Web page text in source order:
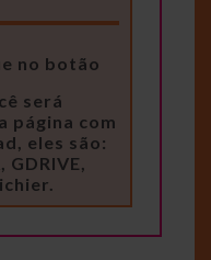
no botão
será
página com
eles são: